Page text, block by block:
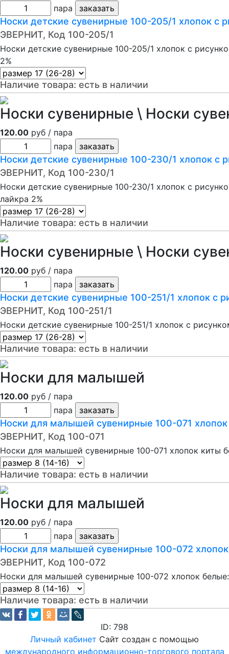
пара
Носки детские сувенирные 100-205/1 хлопок с
ЭВЕРНИТ, Код 100-205/1
Носки детские сувенирные 100-205/1 хлопок с
2%
Наличие товара: есть в наличии
Носки сувенирные \ Носки
120.00 руб / пара
пара
Носки детские сувенирные 100-230/1 хлопок
ЭВЕРНИТ, Код 100-230/1
Носки детские сувенирные 100-230/1 хлопок с
лайкра 2%
Наличие товара: есть в наличии
Носки сувенирные \ Носки
120.00 руб / пара
пара
Носки детские сувенирные 100-251/1 хлопок с
ЭВЕРНИТ, Код 100-251/1
Носки детские сувенирные 100-251/1 хлопок с
Наличие товара: есть в наличии
Носки для малышей
120.00 руб / пара
пара
Носки для малышей сувенирные 100-071
ЭВЕРНИТ, Код 100-071
Носки для малышей сувенирные 100-071 хлопок киты
Наличие товара: есть в наличии
Носки для малышей
120.00 руб / пара
пара
Носки для малышей сувенирные 100-072
ЭВЕРНИТ, Код 100-072
Носки для малышей сувенирные 100-072 хлопок
Наличие товара: есть в наличии
ID: 798
Личный кабинет Сайт создан с помощью
международного информационно-торгового портала